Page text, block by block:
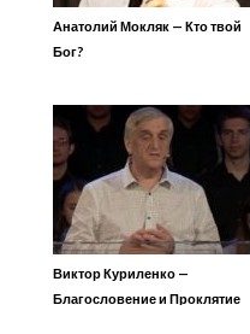
Анатолий Мокляк — Кто твой
Бог?
Виктор Куриленко —
Благословение и Проклятие